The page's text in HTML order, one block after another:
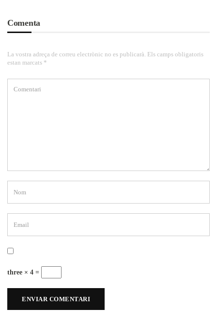
Comenta
La vostra adreça de correu electrònic no es publicarà. Els camps obligatoris
estan marcats *
three × 4 =